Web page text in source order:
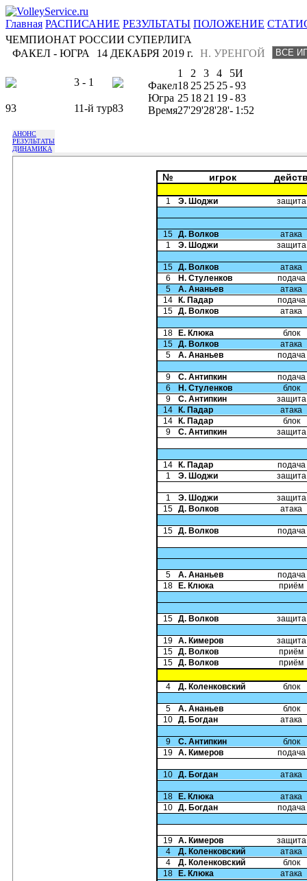
Главная РАСПИСАНИЕ РЕЗУЛЬТАТЫ ПОЛОЖЕНИЕ
ЧЕМПИОНАТ РОССИИ СУПЕРЛИГА
ФАКЕЛ - ЮГРА
Н. УРЕНГОЙ
14 ДЕКАБРЯ 2019 г.
3 - 1
93 11-й тур83
1 2 3 4 5И
Факел18 25 25 25-93
Югра 25 18 21 19-83
Время27'29'28'28'- 1:52
АНОНС
РЕЗУЛЬТАТЫ
ДИНАМИКА
№ игрок
1 Э. Шоджи защита
15 Д. Волков
атака
1
Э. Шоджи защита
15 Д. Волков
атака
6
Н. Стуленков
подача
5
А. Ананьев
атака
14
К. Падар
подача
15 Д. Волков атака
18 Е. Клюка
блок
15 Д. Волков
атака
5
А. Ананьев подача
9 С. Антипкин
подача
6
Н. Стуленков
блок
9
С. Антипкин
защита
14
К. Падар
атака
14
К. Падар
блок
9
С. Антипкин защита
14 К. Падар
подача
1
Э. Шоджи защита
1 Э. Шоджи
защита
15 Д. Волков атака
15 Д. Волков подача
5 А. Ананьев
подача
18
Е. Клюка приём
15 Д. Волков защита
19 А. Кимеров
защита
15 Д. Волков
приём
15 Д. Волков приём
4 Д. Коленковский блок
5 А. Ананьев
блок
10 Д. Богдан атака
9 С. Антипкин
блок
19 А. Кимеров подача
10 Д. Богдан атака
18 Е. Клюка
атака
10 Д. Богдан подача
19 А. Кимеров
защита
4
Д. Коленковский
атака
4
Д. Коленковский
блок
18
Е. Клюка атака